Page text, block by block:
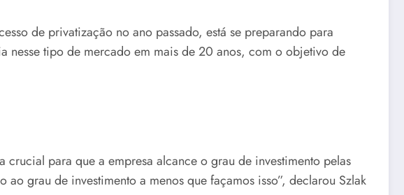
de privatização no ano passado, está se preparando para
nesse tipo de mercado em mais de 20 anos, com o objetivo de
para que a empresa alcance o grau de investimento pelas
grau de investimento a menos que façamos isso”, declarou Szlak